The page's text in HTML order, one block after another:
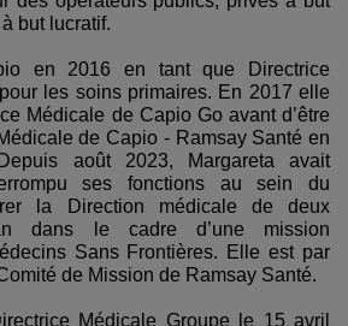
but lucratif.
en 2016 en tant que Directrice
les soins primaires. En 2017 elle
Médicale de Capio Go avant d’être
de Capio - Ramsay Santé en
août 2023, Margareta avait
ses fonctions au sein du
la Direction médicale de deux
dans le cadre d’une mission
Sans Frontières. Elle est par
de Mission de Ramsay Santé.
Médicale Groupe le 15 avril